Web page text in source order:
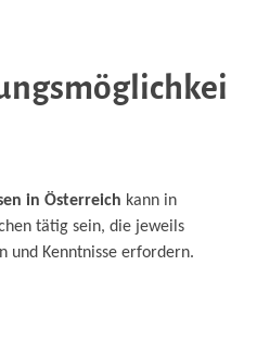
in Österreich kann in
tätig sein, die jeweils
und Kenntnisse erfordern.